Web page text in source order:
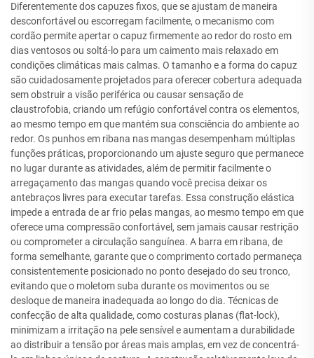
Diferentemente dos capuzes fixos, que se ajustam de maneira
desconfortável ou escorregam facilmente, o mecanismo com
cordão permite apertar o capuz firmemente ao redor do rosto em
dias ventosos ou soltá-lo para um caimento mais relaxado em
condições climáticas mais calmas. O tamanho e a forma do capuz
são cuidadosamente projetados para oferecer cobertura adequada
sem obstruir a visão periférica ou causar sensação de
claustrofobia, criando um refúgio confortável contra os elementos,
ao mesmo tempo em que mantém sua consciência do ambiente ao
redor. Os punhos em ribana nas mangas desempenham múltiplas
funções práticas, proporcionando um ajuste seguro que permanece
no lugar durante as atividades, além de permitir facilmente o
arregaçamento das mangas quando você precisa deixar os
antebraços livres para executar tarefas. Essa construção elástica
impede a entrada de ar frio pelas mangas, ao mesmo tempo em que
oferece uma compressão confortável, sem jamais causar restrição
ou comprometer a circulação sanguínea. A barra em ribana, de
forma semelhante, garante que o comprimento cortado permaneça
consistentemente posicionado no ponto desejado do seu tronco,
evitando que o moletom suba durante os movimentos ou se
desloque de maneira inadequada ao longo do dia. Técnicas de
confecção de alta qualidade, como costuras planas (flat-lock),
minimizam a irritação na pele sensível e aumentam a durabilidade
ao distribuir a tensão por áreas mais amplas, em vez de concentrá-